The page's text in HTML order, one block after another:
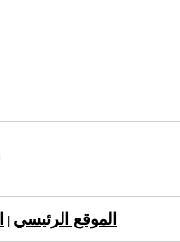
الموقع الرئيسي